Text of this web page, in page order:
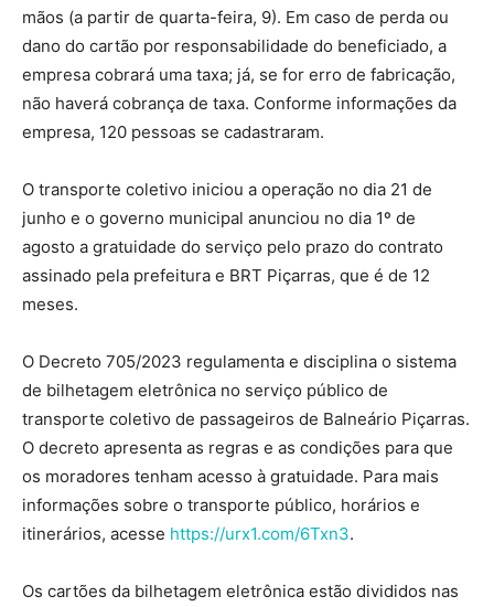
mãos (a partir de quarta-feira, 9). Em caso de perda ou
dano do cartão por responsabilidade do beneficiado, a
empresa cobrará uma taxa; já, se for erro de fabricação,
não haverá cobrança de taxa. Conforme informações da
empresa, 120 pessoas se cadastraram.
O transporte coletivo iniciou a operação no dia 21 de
junho e o governo municipal anunciou no dia 1º de
agosto a gratuidade do serviço pelo prazo do contrato
assinado pela prefeitura e BRT Piçarras, que é de 12
meses.
O Decreto 705/2023 regulamenta e disciplina o sistema
de bilhetagem eletrônica no serviço público de
transporte coletivo de passageiros de Balneário Piçarras.
O decreto apresenta as regras e as condições para que
os moradores tenham acesso à gratuidade. Para mais
informações sobre o transporte público, horários e
itinerários, acesse https://urx1.com/6Txn3.
Os cartões da bilhetagem eletrônica estão divididos nas